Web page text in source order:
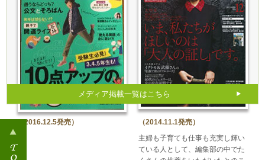
（2016.12.5発売）
（2014.11.1発売）
主婦も子育ても仕事も充実し輝い
ている人として、編集部の中でた
メディア掲載一覧はこちら